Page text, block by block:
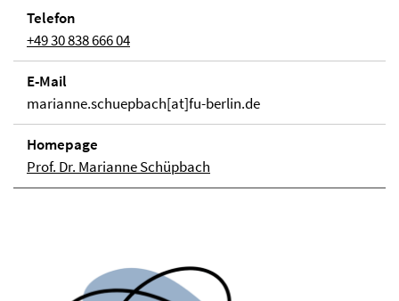
Telefon
+49 30 838 666 04
E-Mail
marianne.schuepbach[at]fu-berlin.de
Homepage
Prof. Dr. Marianne Schüpbach